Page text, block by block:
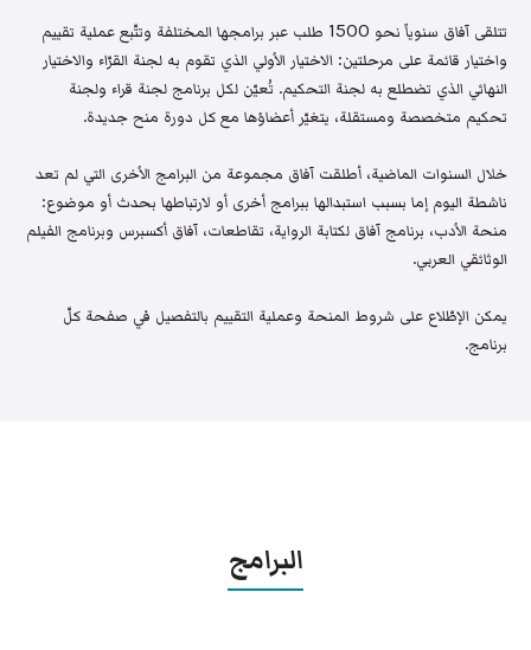
تتلقى آفاق سنوياً نحو 1500 طلب عبر برامجها المختلفة وتتّبع عملية تقييم
واختيار قائمة على مرحلتين: الاختيار الأولي الذي تقوم به لجنة القرّاء والاختيار
النهائي الذي تضطلع به لجنة التحكيم. تُعيّن لكل برنامج لجنة قراء ولجنة
تحكيم متخصصة ومستقلة، يتغيّر أعضاؤها مع كل دورة منح جديدة.
خلال السنوات الماضية، أطلقت آفاق مجموعة من البرامج الأخرى التي لم تعد
ناشطة اليوم إما بسبب استبدالها ببرامج أخرى أو لارتباطها بحدث أو موضوع:
منحة الأدب، برنامج آفاق لكتابة الرواية، تقاطعات، آفاق أكسبرس وبرنامج الفيلم
الوثائقي العربي.
يمكن الإطّلاع على شروط المنحة وعملية التقييم بالتفصيل في صفحة كلّ
برنامج.
البرامج